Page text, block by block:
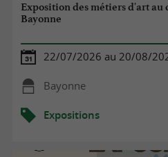
Exposition des métiers d'art
Bayonne
22/07/2026 au 20/08/
Bayonne
Expositions